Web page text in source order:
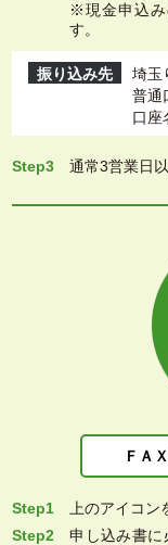
※現金申込み
す。
振り込み先
埼玉
普通
口座
Step3 通常3営業日
ＦＡ
Step1 上のアイコン
Step2
申し込み書に